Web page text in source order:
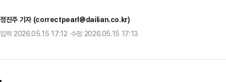
정진주 기자 (correctpearl@dailian.co.kr)
입력 2026.05.15 17:12 수정 2026.05.15 17:13